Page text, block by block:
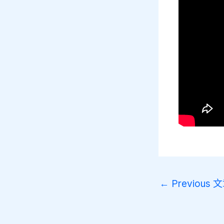
← Previous